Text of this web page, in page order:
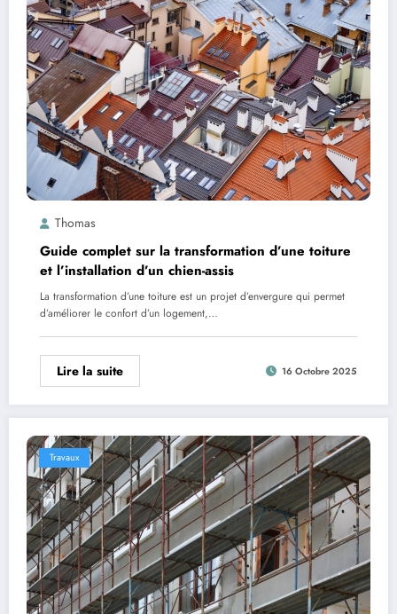
Thomas
Guide complet sur la transformation d’une toiture
et l’installation d’un chien-assis
La transformation d’une toiture est un projet d’envergure qui permet
d’améliorer le confort d’un logement,…
Lire la suite 16 Octobre 2025
Travaux